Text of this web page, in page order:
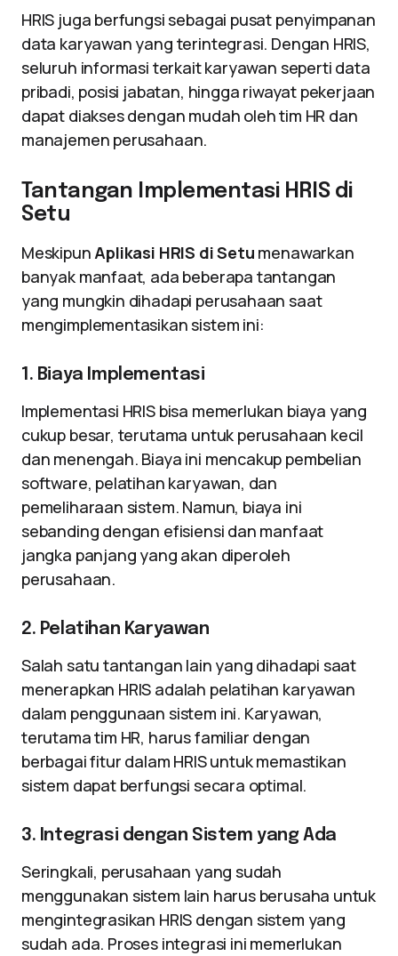
HRIS juga berfungsi sebagai pusat penyimpanan
data karyawan yang terintegrasi. Dengan HRIS,
seluruh informasi terkait karyawan seperti data
pribadi, posisi jabatan, hingga riwayat pekerjaan
dapat diakses dengan mudah oleh tim HR dan
manajemen perusahaan.
Tantangan Implementasi HRIS di
Setu
MeskipunAplikasi HRIS di Setu menawarkan
banyak manfaat, ada beberapa tantangan
yang mungkin dihadapi perusahaan saat
mengimplementasikan sistem ini:
1. Biaya Implementasi
Implementasi HRIS bisa memerlukan biaya yang
cukup besar, terutama untuk perusahaan kecil
dan menengah. Biaya ini mencakup pembelian
software, pelatihan karyawan, dan
pemeliharaan sistem. Namun, biaya ini
sebanding dengan efisiensi dan manfaat
jangka panjang yang akan diperoleh
perusahaan.
2. Pelatihan Karyawan
Salah satu tantangan lain yang dihadapi saat
menerapkan HRIS adalah pelatihan karyawan
dalam penggunaan sistem ini. Karyawan,
terutama tim HR, harus familiar dengan
berbagai fitur dalam HRIS untuk memastikan
sistem dapat berfungsi secara optimal.
3. Integrasi dengan Sistem yang Ada
Seringkali, perusahaan yang sudah
menggunakan sistem lain harus berusaha untuk
mengintegrasikan HRIS dengan sistem yang
sudah ada. Proses integrasi ini memerlukan